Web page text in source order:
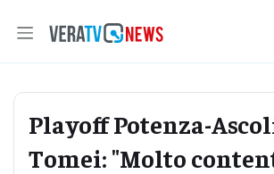
Playoff Potenza-
Tomei: "Molto